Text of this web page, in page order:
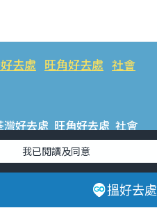
搵好去處
去處 旺角好去處 社會
灣好去處 旺角好去處 社會
#限時搶
我已閱讀及同意